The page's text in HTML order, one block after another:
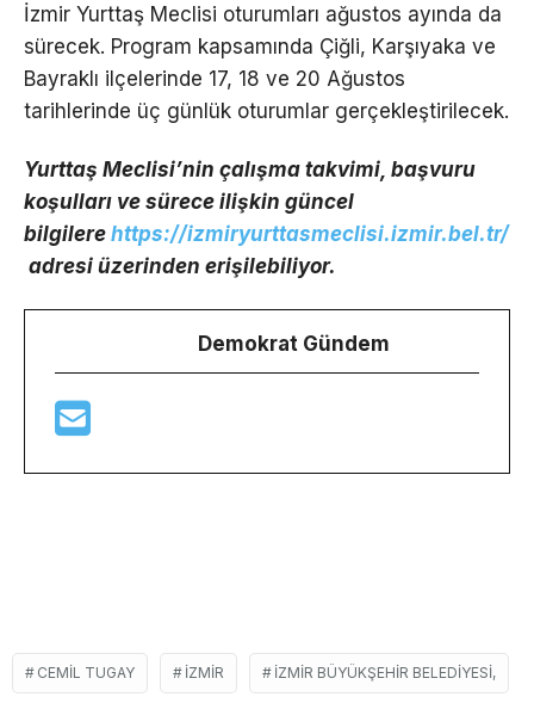
İzmir Yurttaş Meclisi oturumları ağustos ayında da
sürecek. Program kapsamında Çiğli, Karşıyaka ve
Bayraklı ilçelerinde 17, 18 ve 20 Ağustos
tarihlerinde üç günlük oturumlar gerçekleştirilecek.
Yurttaş Meclisi’nin çalışma takvimi, başvuru
koşulları ve sürece ilişkin güncel
bilgilere https://izmiryurttasmeclisi.izmir.bel.tr/
adresi üzerinden erişilebiliyor.
Demokrat Gündem
CEMIL TUGAY İZMIR İZMIR BÜYÜKŞEHIR BELEDIYESI,